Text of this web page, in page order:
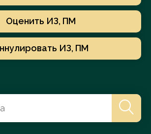
Оценить ИЗ, ПМ
ИЗ, ПМ